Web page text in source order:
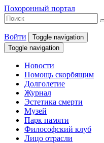
Похоронный портал
Войти
Toggle navigation
Toggle navigation
Новости
Помощь скорбящим
Долголетие
Журнал
Эстетика смерти
Музей
Парк памяти
Философский клуб
Лицо отрасли